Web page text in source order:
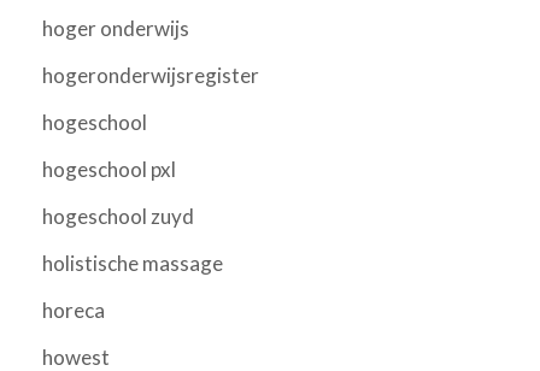
hoger onderwijs
hogeronderwijsregister
hogeschool
hogeschool pxl
hogeschool zuyd
holistische massage
horeca
howest